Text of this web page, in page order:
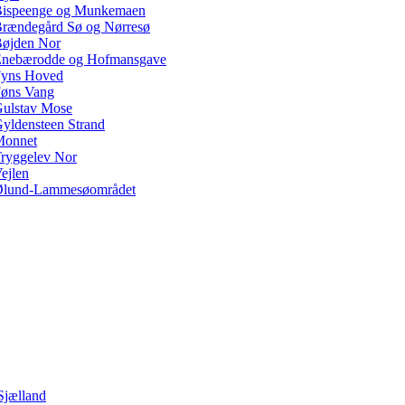
og Munkemaen
Sø og Nørresø
Nor
og Hofmansgave
Hoved
Vang
Mose
Strand
Nor
Lammesøområdet